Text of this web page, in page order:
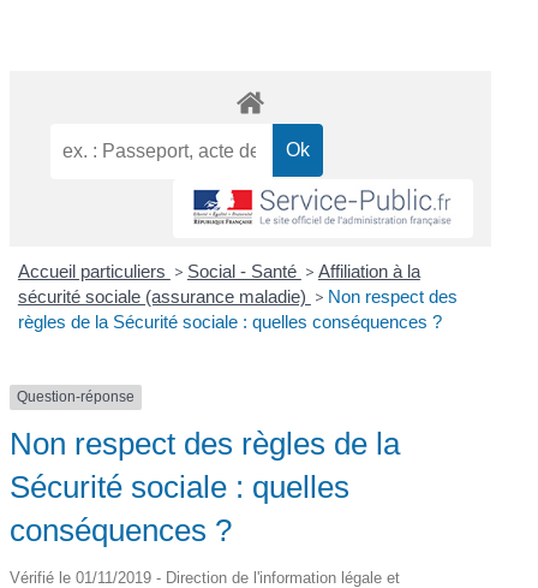
Accueil particuliers > Social - Santé > Affiliation à la
sécurité sociale (assurance maladie) > Non respect des
règles de la Sécurité sociale : quelles conséquences ?
Question-réponse
Non respect des règles de la
Sécurité sociale : quelles
conséquences ?
Vérifié le 01/11/2019 - Direction de l'information légale et